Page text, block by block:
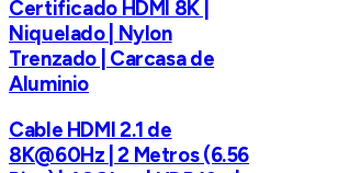
Certificado HDMI 8K |
Niquelado | Nylon
Trenzado | Carcasa de
Aluminio
Cable HDMI 2.1 de
8K@60Hz | 2 Metros (6.56